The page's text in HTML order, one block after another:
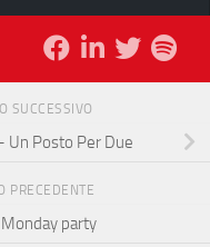
SUCCESSIVO
Un Posto Per Due
PRECEDENTE
party